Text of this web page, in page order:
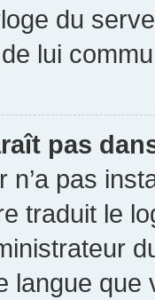
du
lui
pas
n’a pas
traduit le
langue